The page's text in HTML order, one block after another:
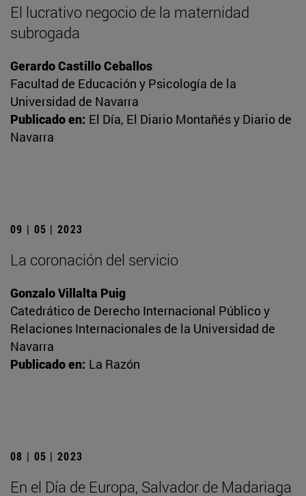
El lucrativo negocio de la maternidad
subrogada
Gerardo Castillo Ceballos
Facultad de Educación y Psicología de la
Universidad de Navarra
Publicado en: El Día, El Diario Montañés y Diario de
Navarra
09 | 05 | 2023
La coronación del servicio
Gonzalo Villalta Puig
Catedrático de Derecho Internacional Público y
Relaciones Internacionales de la Universidad de
Navarra
Publicado en: La Razón
08 | 05 | 2023
En el Día de Europa, Salvador de Madariaga